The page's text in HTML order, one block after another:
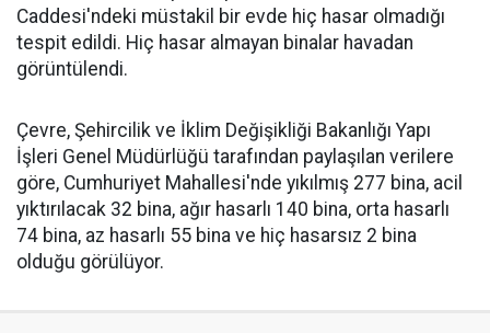
Caddesi'ndeki müstakil bir evde hiç hasar olmadığı
tespit edildi. Hiç hasar almayan binalar havadan
görüntülendi.
Çevre, Şehircilik ve İklim Değişikliği Bakanlığı Yapı
İşleri Genel Müdürlüğü tarafından paylaşılan verilere
göre, Cumhuriyet Mahallesi'nde yıkılmış 277 bina, acil
yıktırılacak 32 bina, ağır hasarlı 140 bina, orta hasarlı
74 bina, az hasarlı 55 bina ve hiç hasarsız 2 bina
olduğu görülüyor.